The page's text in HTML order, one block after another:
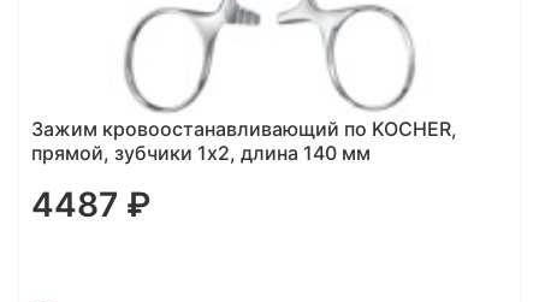
Ретрактор лопастной «Hosel» 15-405-05
1370 ₽